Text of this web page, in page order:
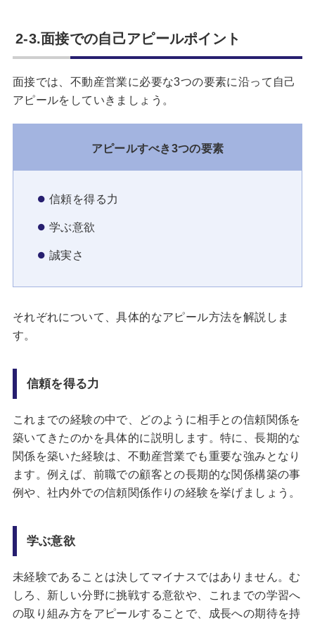
2-3.面接での自己アピールポイント
面接では、不動産営業に必要な3つの要素に沿って自己
アピールをしていきましょう。
アピールすべき3つの要素
信頼を得る力
学ぶ意欲
誠実さ
それぞれについて、具体的なアピール方法を解説しま
す。
信頼を得る力
これまでの経験の中で、どのように相手との信頼関係を
築いてきたのかを具体的に説明します。特に、長期的な
関係を築いた経験は、不動産営業でも重要な強みとなり
ます。例えば、前職での顧客との長期的な関係構築の事
例や、社内外での信頼関係作りの経験を挙げましょう。
学ぶ意欲
未経験であることは決してマイナスではありません。む
しろ、新しい分野に挑戦する意欲や、これまでの学習へ
の取り組み方をアピールすることで、成長への期待を持